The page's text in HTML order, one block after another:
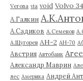
Verona via void Volvo
А.Галкин
А.Садиков А.Семенов
А.Щугорев АН-2 АН-70
Австрия Автобанк
Александр Маврин
лес Америка Андрей